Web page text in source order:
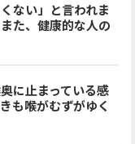
ない」と言われま
た、健康的な人の
に止まっている感
も喉がむずがゆく